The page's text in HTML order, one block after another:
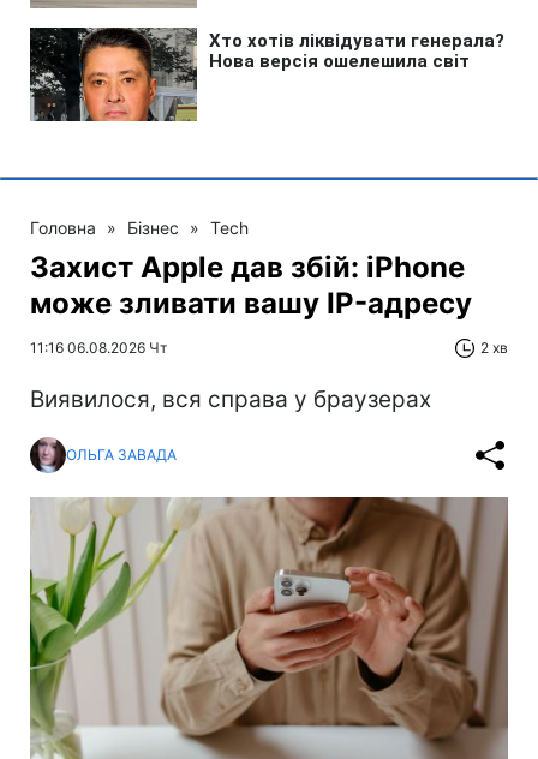
Головна » Бізнес » Tech
Захист Apple дав збій: iPhone
може зливати вашу IP-адресу
11:16 06.08.2026 Чт 2 хв
Виявилося, вся справа у браузерах
ОЛЬГА ЗАВАДА